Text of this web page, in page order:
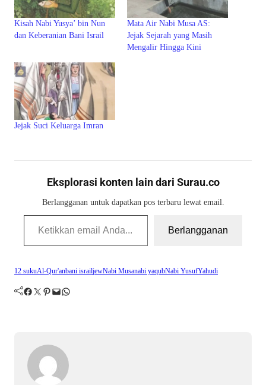
Kisah Nabi Yusya’ bin Nun
dan Keberanian Bani Israil
Mata Air Nabi Musa AS:
Jejak Sejarah yang Masih
Mengalir Hingga Kini
Jejak Suci Keluarga Imran
Eksplorasi konten lain dari Surau.co
Berlangganan untuk dapatkan pos terbaru lewat email.
Ketikkan email Anda...
Berlangganan
12 sukuAl-Qur'anbani israiljewNabi Musanabi yaqubNabi YusufYahudi
Facebook Twitter Pinterest Mail WhatsApp